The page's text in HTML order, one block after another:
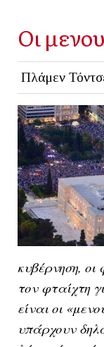
Οι
Πλάμεν
κυβέρνηση, οι
τον φταίχτη
είναι οι
υπάρχουν